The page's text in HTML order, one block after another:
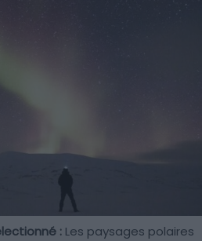
: Les paysages polaires